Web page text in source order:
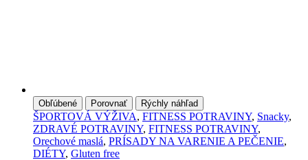
Obľúbené Porovnať Rýchly náhľad
ŠPORTOVÁ VÝŽIVA, FITNESS POTRAVINY, Snacky,
ZDRAVÉ POTRAVINY, FITNESS POTRAVINY,
Orechové maslá, PRÍSADY NA VARENIE A PEČENIE,
DIÉTY, Gluten free